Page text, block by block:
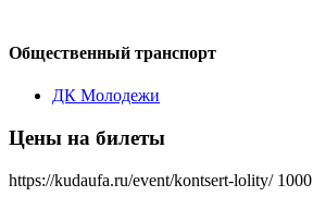
Общественный транспорт
ДК Молодежи
Цены на билеты
https://kudaufa.ru/event/kontsert-lolity/ 1000